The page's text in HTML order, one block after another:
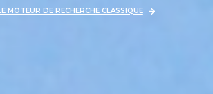
MOTEUR DE RECHERCHE CLASSIQUE